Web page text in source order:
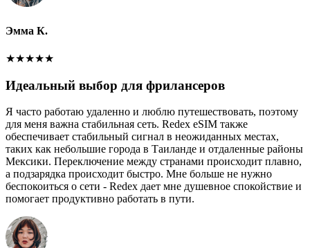
Эмма К.
★★★★★
Идеальный выбор для фрилансеров
Я часто работаю удаленно и люблю путешествовать, поэтому
для меня важна стабильная сеть. Redex eSIM также
обеспечивает стабильный сигнал в неожиданных местах,
таких как небольшие города в Таиланде и отдаленные районы
Мексики. Переключение между странами происходит плавно,
а подзарядка происходит быстро. Мне больше не нужно
беспокоиться о сети - Redex дает мне душевное спокойствие и
помогает продуктивно работать в пути.